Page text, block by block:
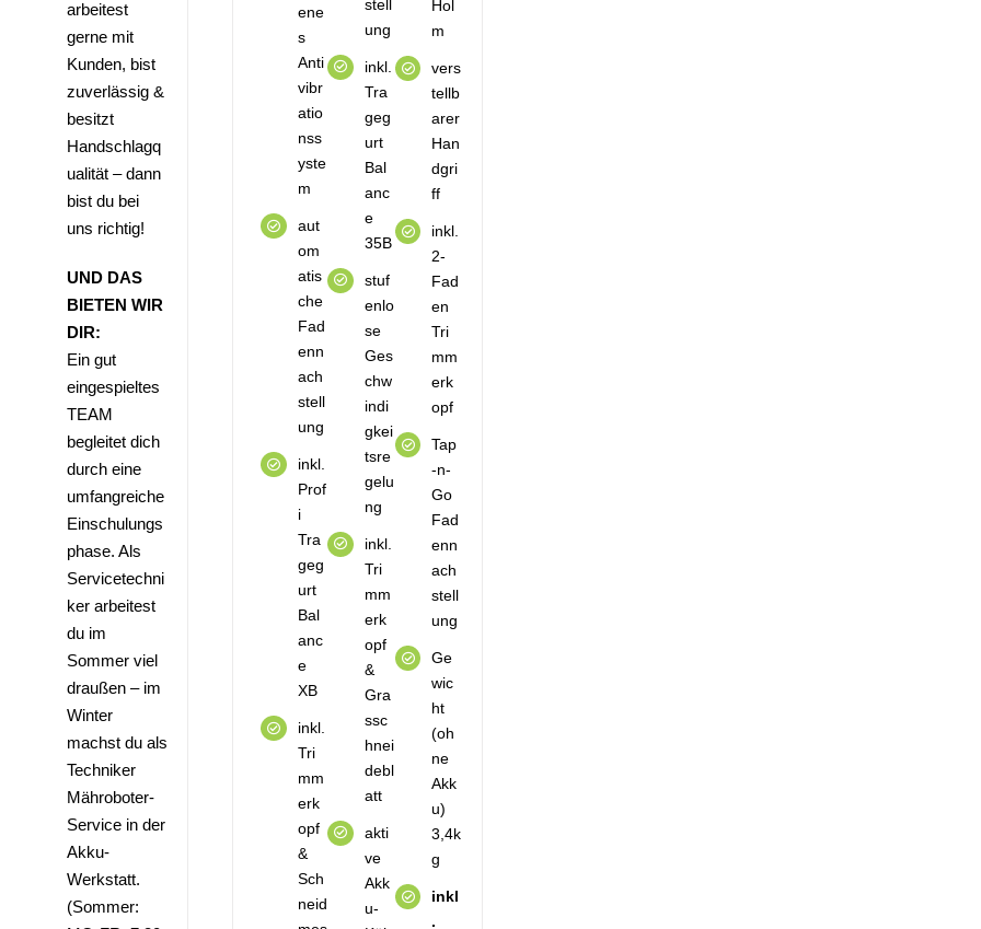
arbeitest
gerne mit
Kunden, bist
zuverlässig &
besitzt
Handschlagq
ualität – dann
bist du bei
uns richtig!
UND DAS
BIETEN WIR
DIR:
Ein gut
eingespieltes
TEAM
begleitet dich
durch eine
umfangreiche
Einschulungs
phase. Als
Servicetechni
ker arbeitest
du im
Sommer viel
draußen – im
Winter
machst du als
Techniker
Mähroboter-
Service in der
Akku-
Werkstatt.
(Sommer:
ene
s
Anti
vibr
atio
nss
yste
m
aut
om
atis
che
Fad
enn
ach
stell
ung
inkl.
Prof
i
Tra
geg
urt
Bal
anc
e
XB
inkl.
Tri
mm
erk
opf
&
Sch
neid
stell
ung
inkl.
Tra
geg
urt
Bal
anc
e
35B
stuf
enlo
se
Ges
chw
indi
gkei
tsre
gelu
ng
inkl.
Tri
mm
erk
opf
&
Gra
ssc
hnei
debl
att
akti
ve
Akk
u-
Hol
m
vers
tellb
arer
Han
dgri
ff
inkl.
2-
Fad
en
Tri
mm
erk
opf
Tap
-n-
Go
Fad
enn
ach
stell
ung
Ge
wic
ht
(oh
ne
Akk
u)
3,4k
g
inkl
.